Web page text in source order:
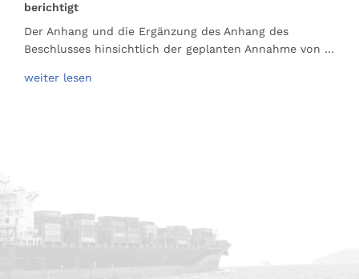
berichtigt
Der Anhang und die Ergänzung des Anhang des
Beschlusses hinsichtlich der geplanten Annahme von …
weiter lesen